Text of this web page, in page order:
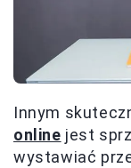
Innym
online jest
wystawiać